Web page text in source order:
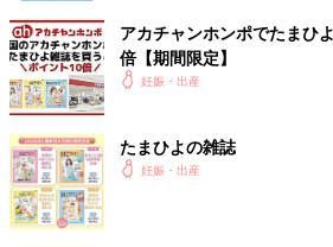
アカチャンホンポでたまひ
倍【期間限定】
妊娠・出産
たまひよの雑誌
妊娠・出産